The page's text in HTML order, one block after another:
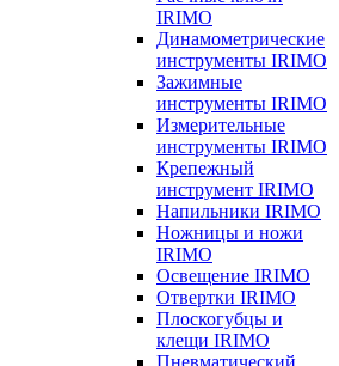
IRIMO
Динамометрические
инструменты IRIMO
Зажимные
инструменты IRIMO
Измерительные
инструменты IRIMO
Крепежный
инструмент IRIMO
Напильники IRIMO
Ножницы и ножи
IRIMO
Освещение IRIMO
Отвертки IRIMO
Плоскогубцы и
клещи IRIMO
Пневматический